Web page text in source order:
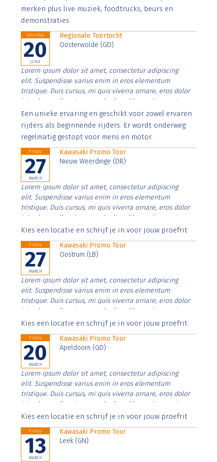
imperdiet. Nunc ut sem vitae risus tristique posuere.
merken plus live muziek, foodtrucks, beurs en
demonstraties
Saturday
20
JUNE
Regionale Toertocht
Oosterwolde (GD)
Lorem ipsum dolor sit amet, consectetur adipiscing
elit. Suspendisse varius enim in eros elementum
tristique. Duis cursus, mi quis viverra ornare, eros dolor
interdum nulla, ut commodo diam libero vitae erat.
Aenean faucibus nibh et justo cursus id rutrum lorem
imperdiet. Nunc ut sem vitae risus tristique posuere.
Een unieke ervaring en geschikt voor zowel ervaren
rijders als beginnende rijders. Er wordt onderweg
regelmatig gestopt voor mens en motor.
Friday
27
MARCH
Kawasaki Promo Tour
Nieuw Weerdinge (DR)
Lorem ipsum dolor sit amet, consectetur adipiscing
elit. Suspendisse varius enim in eros elementum
tristique. Duis cursus, mi quis viverra ornare, eros dolor
interdum nulla, ut commodo diam libero vitae erat.
Aenean faucibus nibh et justo cursus id rutrum lorem
Kies een locatie en schrijf je in voor jouw proefrit
Friday
27
MARCH
Kawasaki Promo Tour
Oostrum (LB)
Lorem ipsum dolor sit amet, consectetur adipiscing
elit. Suspendisse varius enim in eros elementum
tristique. Duis cursus, mi quis viverra ornare, eros dolor
interdum nulla, ut commodo diam libero vitae erat.
Aenean faucibus nibh et justo cursus id rutrum lorem
Kies een locatie en schrijf je in voor jouw proefrit
Friday
20
MARCH
Kawasaki Promo Tour
Apeldoorn (GD)
Lorem ipsum dolor sit amet, consectetur adipiscing
elit. Suspendisse varius enim in eros elementum
tristique. Duis cursus, mi quis viverra ornare, eros dolor
interdum nulla, ut commodo diam libero vitae erat.
Aenean faucibus nibh et justo cursus id rutrum lorem
Kies een locatie en schrijf je in voor jouw proefrit
Friday
13
MARCH
Kawasaki Promo Tour
Leek (GN)